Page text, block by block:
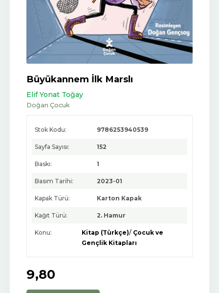
Büyükannem İlk Marslı
Elif Yonat Toğay
Doğan Çocuk
Stok Kodu: 9786253940539
Sayfa Sayısı: 152
Baskı: 1
Basım Tarihi: 2023-01
Kapak Türü: Karton Kapak
Kağıt Türü: 2. Hamur
Konu: Kitap (Türkçe)/ Çocuk ve
Gençlik Kitapları
9,80